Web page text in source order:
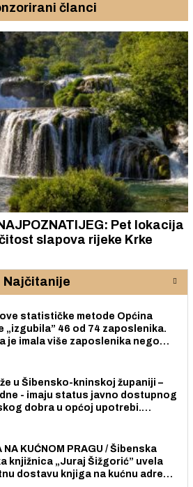
članci
Pet lokacija
slapova rijeke Krke
Najčitanije
statističke metode Općina
„izgubila” 46 od 74 zaposlenika.
je imala više zaposlenika nego
u Šibensko-kninskoj županiji –
- imaju status javno dostupnog
dobra u općoj upotrebi.
NA KUĆNOM PRAGU / Šibenska
knjižnica „Juraj Šižgorić” uvela
dostavu knjiga na kućnu adresu